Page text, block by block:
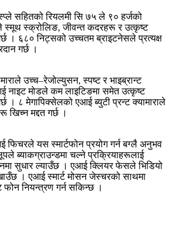
सहितको रियलमी सि ७५ ले ९० हर्जको
स्मूथ स्क्रोलिङ, जीवन्त कदरहरू र उत्कृष्ट
। ६८० निट्सको उच्चतम ब्राइटनेसले प्रत्यक्ष
गर्छ ।
उच्च–रेजोल्युसन, स्पष्ट र भाइब्रान्ट
नाइट मोडले कम लाइटिङमा समेत उत्कृष्ट
। ८ मेगापिक्सेलको एआई ब्युटी प्रन्ट क्यामाराले
मद्दत गर्छ ।
फिचरले यस स्मार्टफोन प्रयोग गर्न बग्लै अनुभव
ब्याकग्राउन्डमा चल्ने प्रक्रियाहरूलाई
सुधार ल्याउँछ । एआई क्लियर फेसले भिडियो
। एआई स्मार्ट मोसन जेस्चरको साथमा
नियन्त्रण गर्न सकिन्छ ।